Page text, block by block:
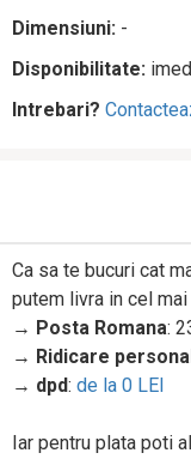
Dimensiuni: -
Disponibilitate:
Intrebari?
Ca sa te bucuri cat
putem livra in cel
→ Posta Romana:
→ Ridicare
→ dpd: de la 0 LEI
Iar pentru plata poti